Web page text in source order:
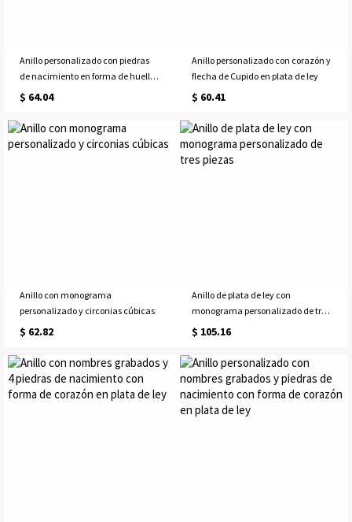
Anillo personalizado con piedras
de nacimiento en forma de huella
de garra en plata de ley
$ 64.04
Anillo personalizado con corazón y
flecha de Cupido en plata de ley
$ 60.41
Anillo con monograma
personalizado y circonias cúbicas
$ 62.82
Anillo de plata de ley con
monograma personalizado de tres
piezas
$ 105.16